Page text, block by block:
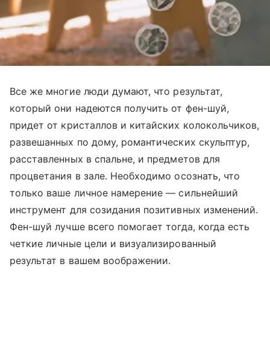
Все же многие люди думают, что результат,
который они надеются получить от фен-шуй,
придет от кристаллов и китайских колокольчиков,
развешанных по дому, романтических скульптур,
расставленных в спальне, и предметов для
процветания в зале. Необходимо осознать, что
только ваше личное намерение — сильнейший
инструмент для созидания позитивных изменений.
Фен-шуй лучше всего помогает тогда, когда есть
четкие личные цели и визуализированный
результат в вашем воображении.